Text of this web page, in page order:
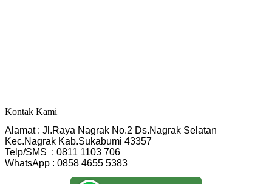
Kontak Kami
Alamat : Jl.Raya Nagrak No.2 Ds.Nagrak Selatan
Kec.Nagrak Kab.Sukabumi 43357
Telp/SMS  : 0811 1103 706
WhatsApp : 0858 4655 5383